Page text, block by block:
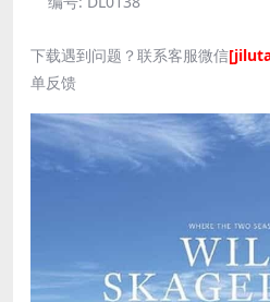
下载遇到问题？联系客服微信
单反馈